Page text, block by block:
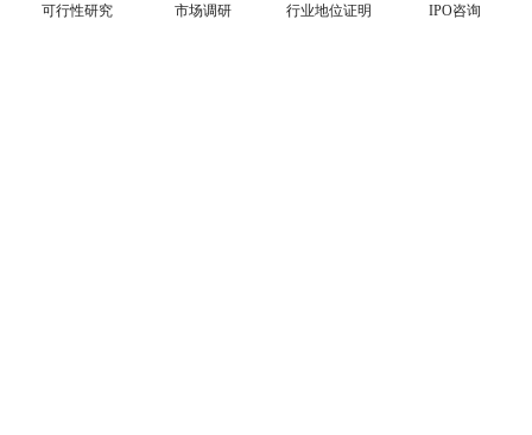
可行性研究 市场调研 行业地位证明 IPO咨询